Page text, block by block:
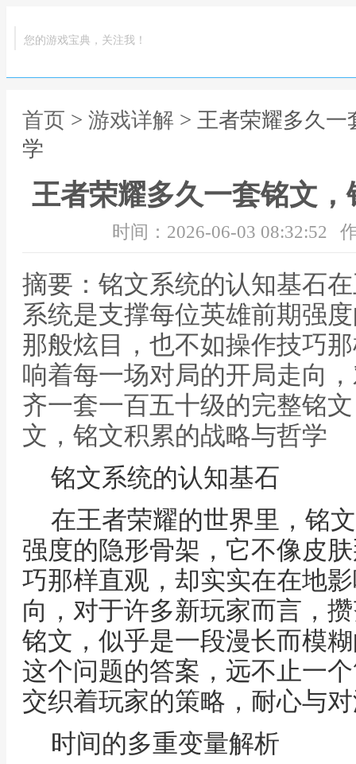
您的游戏宝典，关注我！
首页 > 游戏详解 > 王者荣耀多久
学
王者荣耀多久一套铭文
时间：2026-06-03 08:32:52
摘要：铭文系统的认知基石
系统是支撑每位英雄前期强
那般炫目，也不如操作技巧
响着每一场对局的开局走向
齐一套一百五十级的完整铭
文，铭文积累的战略与哲学
铭文系统的认知基石
在王者荣耀的世界里，铭
强度的隐形骨架，它不像皮
巧那样直观，却实实在在地
向，对于许多新玩家而言，
铭文，似乎是一段漫长而模
这个问题的答案，远不止一
交织着玩家的策略，耐心与
时间的多重变量解析